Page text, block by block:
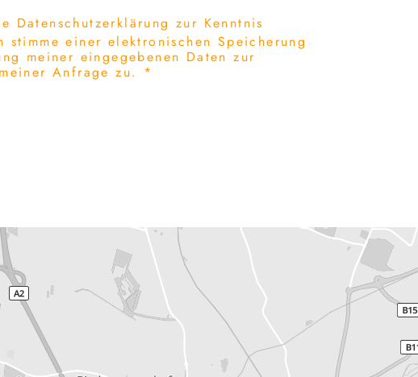
Datenschutzerklärung zur Kenntnis
stimme einer elektronischen Speicherung
meiner eingegebenen Daten zur
Anfrage zu. *